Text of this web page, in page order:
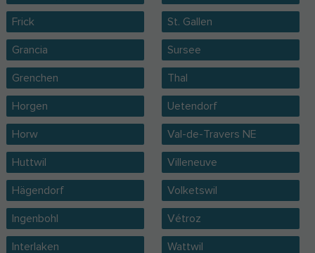
Frick
Grancia
Grenchen
Horgen
Horw
Huttwil
Hägendorf
Ingenbohl
Interlaken
St. Gallen
Sursee
Thal
Uetendorf
Val-de-Travers NE
Villeneuve
Volketswil
Vétroz
Wattwil